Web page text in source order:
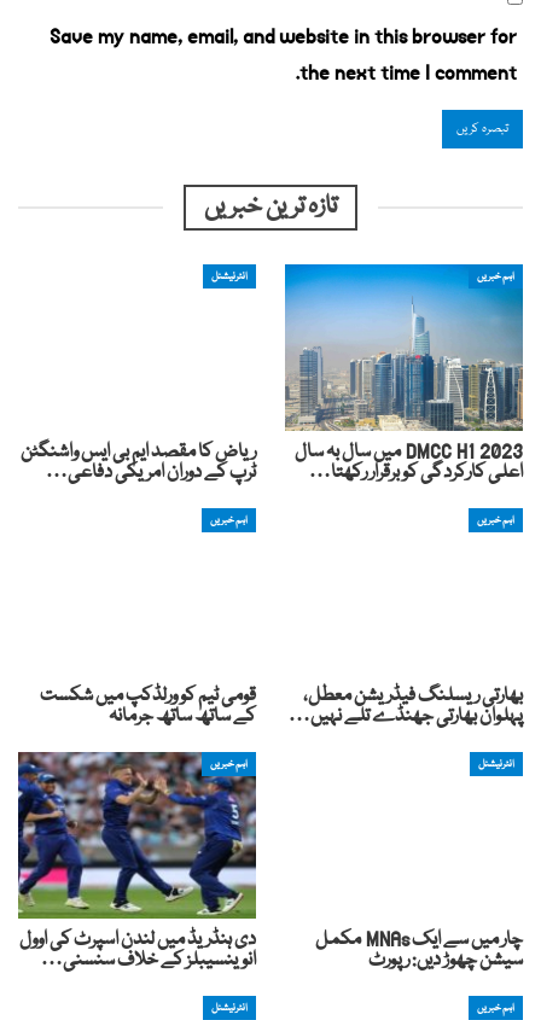
Save my name, email, and website in this browser for
the next time I comment.
تازہ ترین خبریں
اہم خبریں
DMCC H1 2023 میں سال بہ سال
اعلی کارکردگی کو برقرار رکھتا…
انٹرنیشنل
ریاض کا مقصد ایم بی ایس واشنگٹن
ٹرپ کے دوران امریکی دفاعی…
اہم خبریں
بھارتی ریسلنگ فیڈریشن معطل،
پہلوان بھارتی جھنڈے تلے نہیں…
اہم خبریں
قومی ٹیم کو ورلڈکپ میں شکست
کے ساتھ ساتھ جرمانہ
انٹرنیشنل
چار میں سے ایک MNAs مکمل
سیشن چھوڑ دیں: رپورٹ
اہم خبریں
دی ہنڈریڈ میں لندن اسپرٹ کی اوول
انوینسیبلز کے خلاف سنسنی…
اہم خبریں انٹرنیشنل